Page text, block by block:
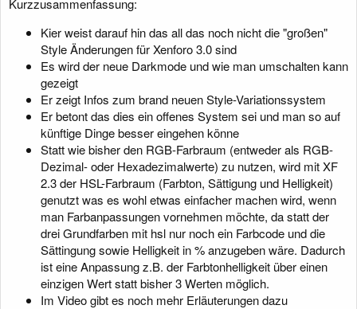
Kurzzusammenfassung:
Kier weist darauf hin das all das noch nicht die "großen"
Style Änderungen für Xenforo 3.0 sind
Es wird der neue Darkmode und wie man umschalten kann
gezeigt
Er zeigt Infos zum brand neuen Style-Variationssystem
Er betont das dies ein offenes System sei und man so auf
künftige Dinge besser eingehen könne
Statt wie bisher den RGB-Farbraum (entweder als RGB-
Dezimal- oder Hexadezimalwerte) zu nutzen, wird mit XF
2.3 der HSL-Farbraum (Farbton, Sättigung und Helligkeit)
genutzt was es wohl etwas einfacher machen wird, wenn
man Farbanpassungen vornehmen möchte, da statt der
drei Grundfarben mit hsl nur noch ein Farbcode und die
Sättingung sowie Helligkeit in % anzugeben wäre. Dadurch
ist eine Anpassung z.B. der Farbtonhelligkeit über einen
einzigen Wert statt bisher 3 Werten möglich.
Im Video gibt es noch mehr Erläuterungen dazu